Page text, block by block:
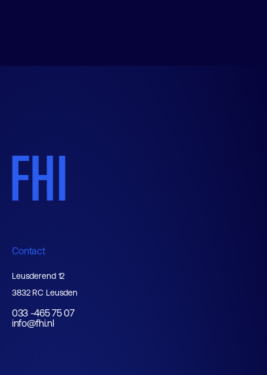
Contact
Leusderend 12
3832 RC Leusden
033 -465 75 07
info@fhi.nl